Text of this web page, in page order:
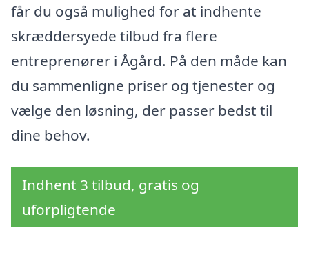
får du også mulighed for at indhente
skræddersyede tilbud fra flere
entreprenører i Ågård. På den måde kan
du sammenligne priser og tjenester og
vælge den løsning, der passer bedst til
dine behov.
Indhent 3 tilbud, gratis og
uforpligtende